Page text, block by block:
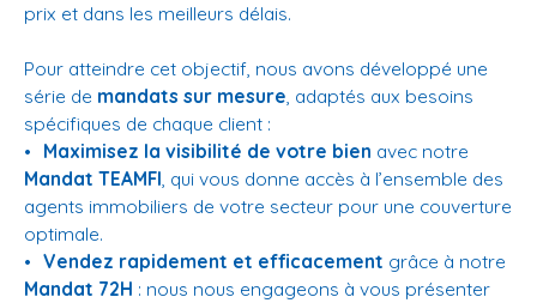
prix et dans les meilleurs délais.
Pour atteindre cet objectif, nous avons développé une
série de mandats sur mesure, adaptés aux besoins
spécifiques de chaque client :
Maximisez la visibilité de votre bien avec notre
Mandat TEAMFI, qui vous donne accès à l’ensemble des
agents immobiliers de votre secteur pour une couverture
optimale.
Vendez rapidement et efficacement grâce à notre
Mandat 72H : nous nous engageons à vous présenter